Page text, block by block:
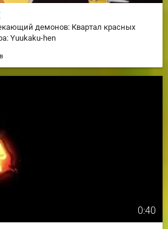
демонов: Квартал красных
Yuukaku-hen
0:40